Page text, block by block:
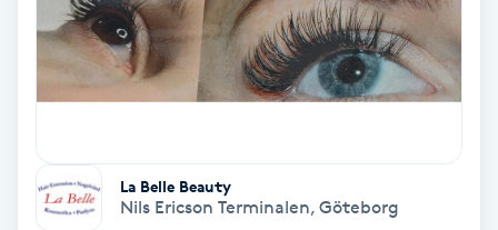
Permanent
Permanent hårborttagning
Personal shopper
La Belle Beauty
Nils Ericson Terminalen, Göteborg